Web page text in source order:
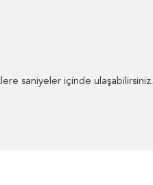
saniyeler içinde ulaşabilirsiniz.